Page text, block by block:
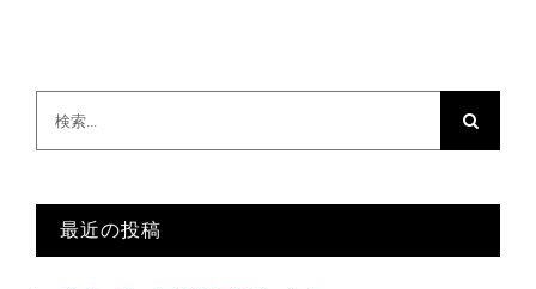
最近の投稿